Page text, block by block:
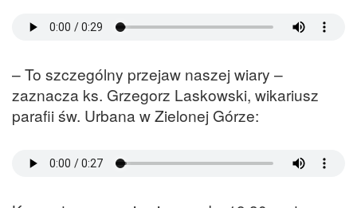
– To szczególny przejaw naszej wiary –
zaznacza ks. Grzegorz Laskowski, wikariusz
parafii św. Urbana w Zielonej Górze: